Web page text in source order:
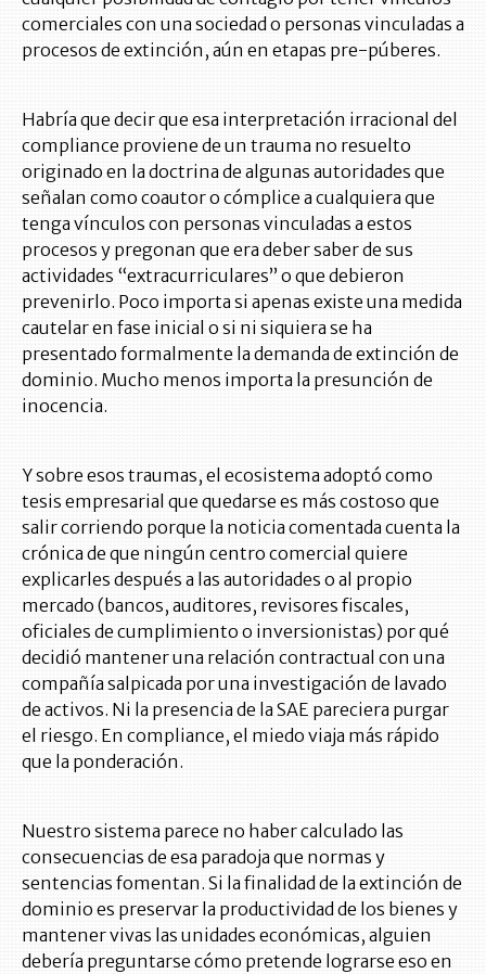
comerciales con una sociedad o personas vinculadas a
procesos de extinción, aún en etapas pre-púberes.
Habría que decir que esa interpretación irracional del
compliance proviene de un trauma no resuelto
originado en la doctrina de algunas autoridades que
señalan como coautor o cómplice a cualquiera que
tenga vínculos con personas vinculadas a estos
procesos y pregonan que era deber saber de sus
actividades “extracurriculares” o que debieron
prevenirlo. Poco importa si apenas existe una medida
cautelar en fase inicial o si ni siquiera se ha
presentado formalmente la demanda de extinción de
dominio. Mucho menos importa la presunción de
inocencia.
Y sobre esos traumas, el ecosistema adoptó como
tesis empresarial que quedarse es más costoso que
salir corriendo porque la noticia comentada cuenta la
crónica de que ningún centro comercial quiere
explicarles después a las autoridades o al propio
mercado (bancos, auditores, revisores fiscales,
oficiales de cumplimiento o inversionistas) por qué
decidió mantener una relación contractual con una
compañía salpicada por una investigación de lavado
de activos. Ni la presencia de la SAE pareciera purgar
el riesgo. En compliance, el miedo viaja más rápido
que la ponderación.
Nuestro sistema parece no haber calculado las
consecuencias de esa paradoja que normas y
sentencias fomentan. Si la finalidad de la extinción de
dominio es preservar la productividad de los bienes y
mantener vivas las unidades económicas, alguien
debería preguntarse cómo pretende lograrse eso en